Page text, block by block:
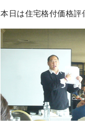
本日は住宅格付価格評